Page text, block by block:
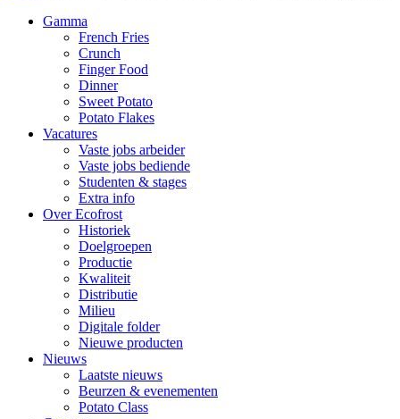
Gamma
French Fries
Crunch
Finger Food
Dinner
Sweet Potato
Potato Flakes
Vacatures
Vaste jobs arbeider
Vaste jobs bediende
Studenten & stages
Extra info
Over Ecofrost
Historiek
Doelgroepen
Productie
Kwaliteit
Distributie
Milieu
Digitale folder
Nieuwe producten
Nieuws
Laatste nieuws
Beurzen & evenementen
Potato Class